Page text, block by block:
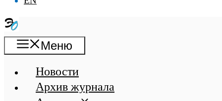
Меню
Новости
Архив журнала